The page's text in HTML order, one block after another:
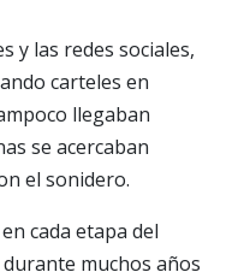
y las redes sociales,
carteles en
llegaban
se acercaban
el sonidero.
cada etapa del
muchos años